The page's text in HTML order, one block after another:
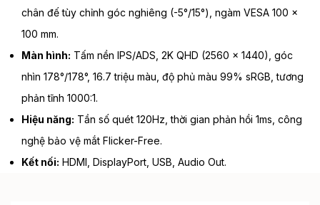
chân đế tùy chỉnh góc nghiêng (-5°/15°), ngàm VESA 100 x
100 mm.
Màn hình: Tấm nền IPS/ADS, 2K QHD (2560 x 1440), góc
nhìn 178°/178°, 16.7 triệu màu, độ phủ màu 99% sRGB, tương
phản tĩnh 1000:1.
Hiệu năng: Tần số quét 120Hz, thời gian phản hồi 1ms, công
nghệ bảo vệ mắt Flicker-Free.
Kết nối: HDMI, DisplayPort, USB, Audio Out.